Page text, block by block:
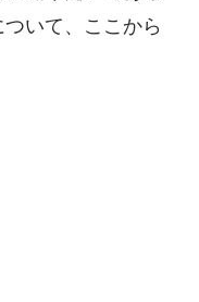
いて、ここから